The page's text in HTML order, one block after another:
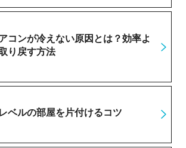
コンが冷えない原因とは？効率よ
り戻す方法
ベルの部屋を片付けるコツ